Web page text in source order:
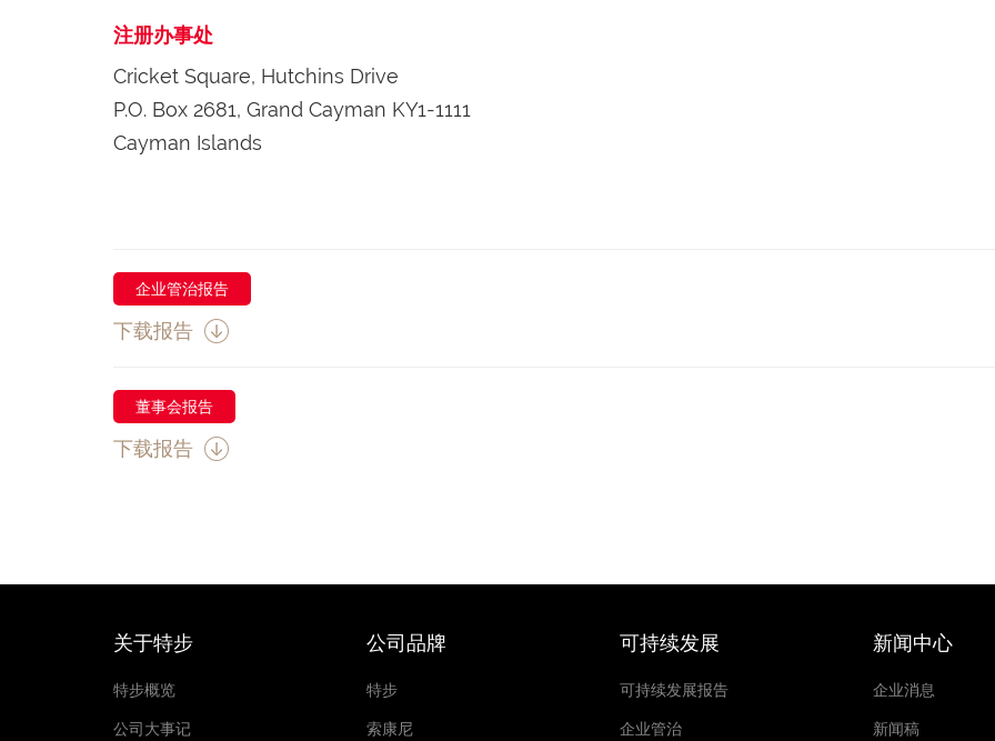
注册办事处
Cricket Square, Hutchins Drive
P.O. Box 2681, Grand Cayman KY1-1111
Cayman Islands
企业管治报告
下载报告
董事会报告
下载报告
关于特步
特步概览
公司大事记
公司品牌
特步
索康尼
可持续发展
可持续发展报告
企业管治
新闻中心
企业消息
新闻稿